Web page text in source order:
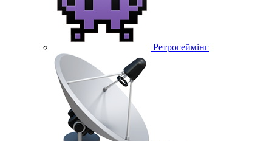
Ретрогеймінг